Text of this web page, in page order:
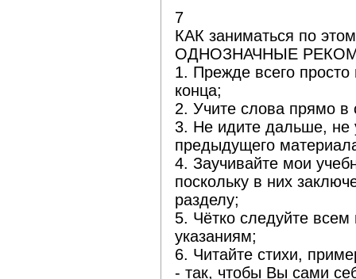
7
КАК заниматься по
ОДНОЗНАЧНЫЕ
1. Прежде всего просто
конца;
2. Учите слова прямо в
3. Не идите дальше, не
предыдущего
4. Заучивайте мои
поскольку в них
разделу;
5. Чётко следуйте
указаниям;
6. Читайте стихи,
- так, чтобы Вы сами